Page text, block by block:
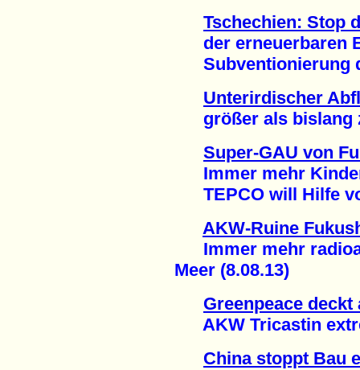
Tschechien: Stop
der erneuerbaren
Subventionierung
Unterirdischer
größer als bislang
Super-GAU von
Immer mehr
TEPCO will Hilfe
AKW-Ruine
Immer mehr
Meer (8.08.13)
Greenpeace deckt
AKW Tricastin
China stoppt Bau